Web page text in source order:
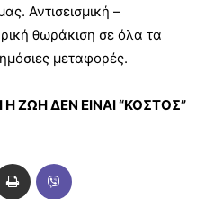
Αντισεισμική –
θωράκιση σε όλα τα
μεταφορές.
Η ΖΩΗ ΔΕΝ ΕΙΝΑΙ “ΚΟΣΤΟΣ”